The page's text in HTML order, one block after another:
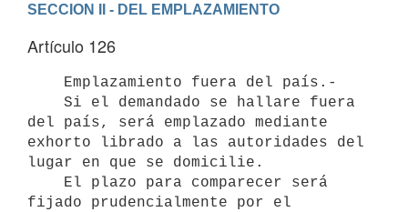
SECCION II - DEL EMPLAZAMIENTO
Artículo 126
del país, será emplazado mediante
exhorto librado a las autoridades del
lugar en que se domicilie.
fijado prudencialmente por el